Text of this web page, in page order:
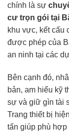
chính là sự
cư trọn gói tại
khu vực, kết cấu
được phép của
an ninh tại các
Bên cạnh đó,
bản, am hiểu kỹ
sự và giữ gìn tài
Trang thiết bị
tấn giúp phù